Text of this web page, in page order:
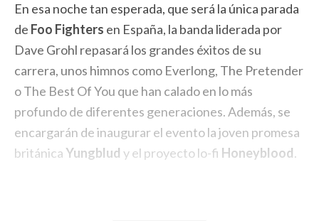
En esa noche tan esperada, que será la única parada
de Foo Fighters en España, la banda liderada por
Dave Grohl repasará los grandes éxitos de su
carrera, unos himnos como Everlong, The Pretender
o The Best Of You que han calado en lo más
profundo de diferentes generaciones. Además, se
encargarán de inaugurar el evento la joven promesa
británica Yungblud y el proyecto lo-fi Honeyblood.